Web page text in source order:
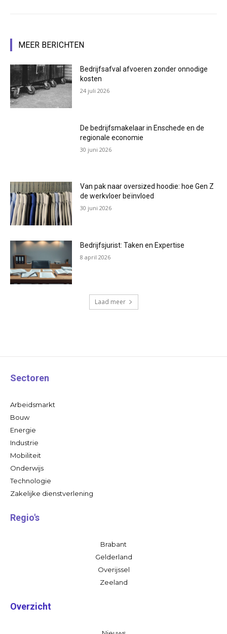
MEER BERICHTEN
Bedrijfsafval afvoeren zonder onnodige
kosten
24 juli 2026
De bedrijfsmakelaar in Enschede en de
regionale economie
30 juni 2026
Van pak naar oversized hoodie: hoe Gen Z
de werkvloer beïnvloed
30 juni 2026
Bedrijfsjurist: Taken en Expertise
8 april 2026
Laad meer
Sectoren
Arbeidsmarkt
Bouw
Energie
Industrie
Mobiliteit
Onderwijs
Technologie
Zakelijke dienstverlening
Regio's
Brabant
Gelderland
Overijssel
Zeeland
Overzicht